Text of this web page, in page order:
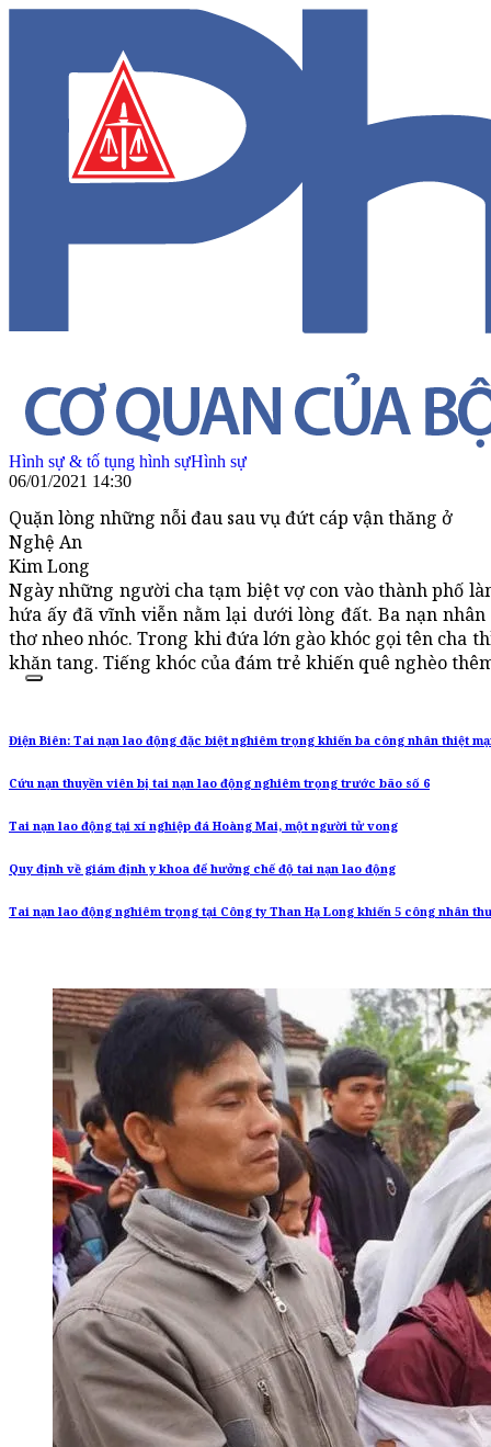
Hình sự & tố tụng hình sựHình sự
06/01/2021 14:30
Quặn lòng những nỗi đau sau vụ đứt cáp vận thăng ở
Nghệ An
Kim Long
Ngày những người cha tạm biệt vợ con vào thành phố
hứa ấy đã vĩnh viễn nằm lại dưới lòng đất. Ba nạn
thơ nheo nhóc. Trong khi đứa lớn gào khóc gọi tên cha
khăn tang. Tiếng khóc của đám trẻ khiến quê nghèo
Điện Biên: Tai nạn lao động đặc biệt nghiêm trọng khiến ba công nhân thiệt
Cứu nạn thuyền viên bị tai nạn lao động nghiêm trọng trước bão số 6
Tai nạn lao động tại xí nghiệp đá Hoàng Mai, một người tử vong
Quy định về giám định y khoa để hưởng chế độ tai nạn lao động
Tai nạn lao động nghiêm trọng tại Công ty Than Hạ Long khiến 5 công nhân